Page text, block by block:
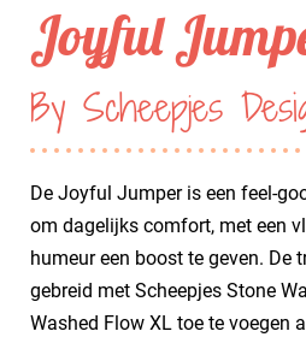
Joyful
By Scheepjes
De Joyful Jumper is een feel-
om dagelijks comfort, met een
humeur een boost te geven. De
gebreid met Scheepjes Stone
Washed Flow XL toe te voegen